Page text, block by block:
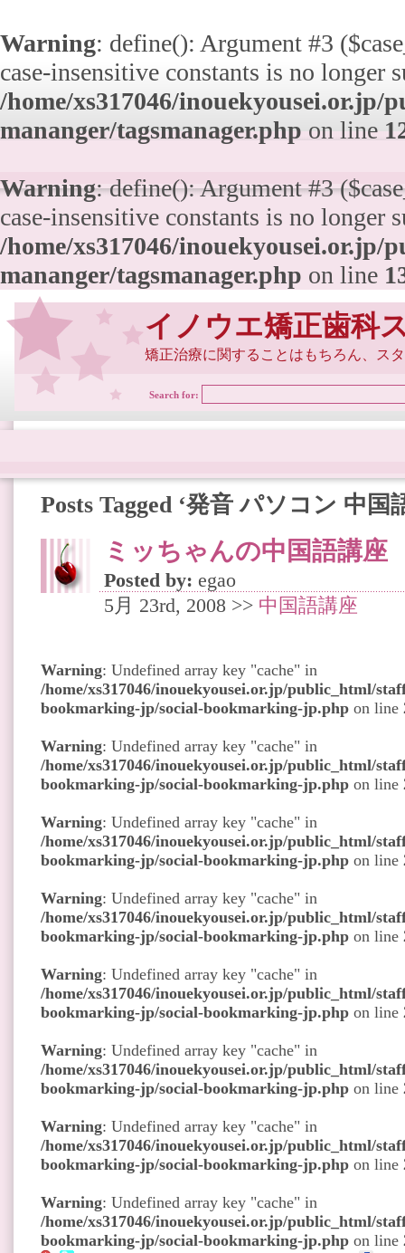
Warning: define(): Argument #3
case-insensitive constants is no longer
/home/xs317046/
mananger/tagsmanager.php on line
Warning: define(): Argument #3
case-insensitive constants is no longer
/home/xs317046/
mananger/tagsmanager.php on line
イノウエ矯正歯科
矯正治療に関することはもちろん、ス
Search for:
Posts Tagged ‘発音 パソコン 中国
ミッちゃんの中国語講座
Posted by: egao
5月 23rd, 2008 >> 中国語講座
Warning: Undefined array key "cache" in
/home/xs317046/inouekyousei.or.jp/public_html/
bookmarking-jp/social-bookmarking-jp.php on line
Warning: Undefined array key "cache" in
/home/xs317046/inouekyousei.or.jp/public_html/
bookmarking-jp/social-bookmarking-jp.php on line
Warning: Undefined array key "cache" in
/home/xs317046/inouekyousei.or.jp/public_html/
bookmarking-jp/social-bookmarking-jp.php on line
Warning: Undefined array key "cache" in
/home/xs317046/inouekyousei.or.jp/public_html/
bookmarking-jp/social-bookmarking-jp.php on line
Warning: Undefined array key "cache" in
/home/xs317046/inouekyousei.or.jp/public_html/
bookmarking-jp/social-bookmarking-jp.php on line
Warning: Undefined array key "cache" in
/home/xs317046/inouekyousei.or.jp/public_html/
bookmarking-jp/social-bookmarking-jp.php on line
Warning: Undefined array key "cache" in
/home/xs317046/inouekyousei.or.jp/public_html/
bookmarking-jp/social-bookmarking-jp.php on line
Warning: Undefined array key "cache" in
/home/xs317046/inouekyousei.or.jp/public_html/
bookmarking-jp/social-bookmarking-jp.php on line